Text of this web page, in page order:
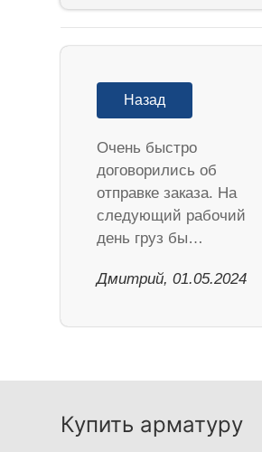
Назад
Очень быстро
договорились об
отправке заказа. На
следующий рабочий
день груз бы…
Дмитрий, 01.05.2024
Купить арматуру